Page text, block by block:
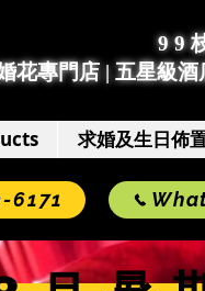
9 9
花專門店| 五星級
求婚及生日佈
6171